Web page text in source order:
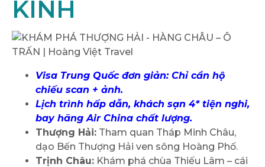
KINH
Visa Trung Quốc đơn giản: Chỉ cần hộ
chiếu scan + ảnh.
Lịch trình hấp dẫn, khách sạn 4* tiện nghi,
bay hãng Air China chất lượng.
Thượng Hải: Tham quan Tháp Minh Châu,
dạo Bến Thượng Hải ven sông Hoàng Phố.
Trịnh Châu: Khám phá chùa Thiếu Lâm – cái